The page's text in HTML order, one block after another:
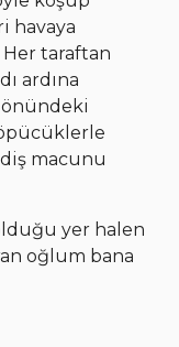
havaya
Her taraftan
ardına
macunu
yer halen
oğlum bana